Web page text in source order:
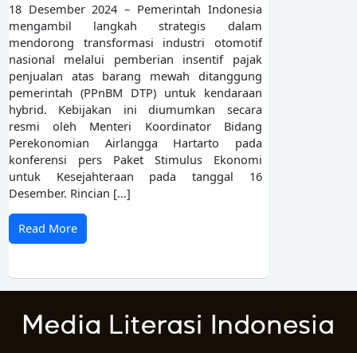
18 Desember 2024 – Pemerintah Indonesia
mengambil langkah strategis dalam
mendorong transformasi industri otomotif
nasional melalui pemberian insentif pajak
penjualan atas barang mewah ditanggung
pemerintah (PPnBM DTP) untuk kendaraan
hybrid. Kebijakan ini diumumkan secara
resmi oleh Menteri Koordinator Bidang
Perekonomian Airlangga Hartarto pada
konferensi pers Paket Stimulus Ekonomi
untuk Kesejahteraan pada tanggal 16
Desember. Rincian […]
Read More